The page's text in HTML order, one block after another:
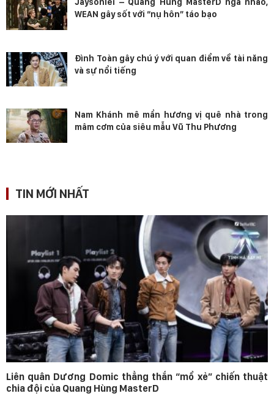
WEAN gây sốt với “nụ hôn” táo bạo
Đình Toàn gây chú ý với quan điểm về tài năng
và sự nổi tiếng
Nam Khánh mê mẩn hương vị quê nhà trong
mâm cơm của siêu mẫu Vũ Thu Phương
TIN MỚI NHẤT
Liên quân Dương Domic thẳng thắn “mổ xẻ” chiến thuật
chia đội của Quang Hùng MasterD